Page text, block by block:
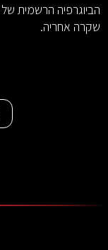
שקרה אחריה.